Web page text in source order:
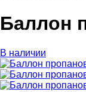
Баллон
В наличии